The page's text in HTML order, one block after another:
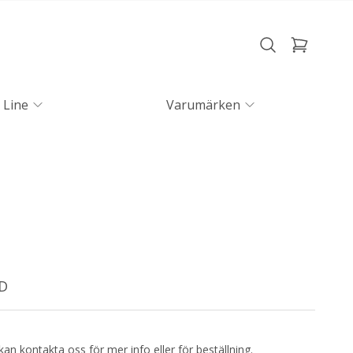
Line Varumärken
kontakta oss för mer info eller för beställning.